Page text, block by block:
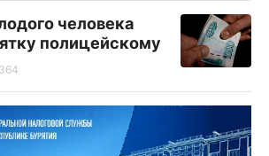
человека
полицейскому